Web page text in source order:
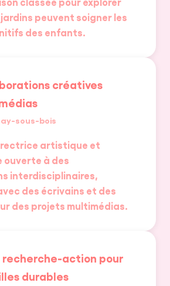
CRÉER UN PROJET
peuvent soigner les
des enfants.
créatives
sous-bois
artistique et
à des
interdisciplinaires,
des écrivains et des
des projets multimédias.
recherche-action pour
durables